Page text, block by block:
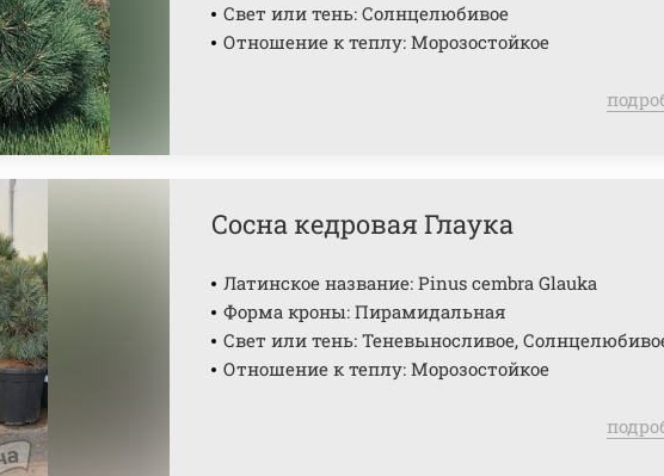
Свет или тень: Солнцелюбивое
Отношение к теплу: Морозостойкое
Сосна кедровая Глаука
Латинское название: Pinus cembra Glauka
Форма кроны: Пирамидальная
Свет или тень: Теневыносливое,
Отношение к теплу: Морозостойкое